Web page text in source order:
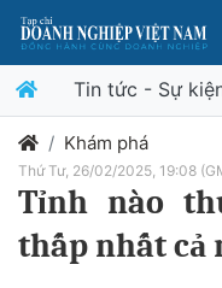
Tin tức - Sự
Khám phá
Thứ Tư, 26/02/2025, 19:08
Tỉnh nào
thấp nhất cả